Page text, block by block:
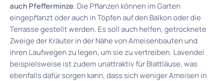
auch Pfefferminze. Die Pflanzen können im Garten
eingepflanzt oder auch in Töpfen auf den Balkon oder die
Terrasse gestellt werden. Es soll auch helfen, getrocknete
Zweige der Kräuter in der Nähe von Ameisenbauten und
ihren Laufwegen zu legen, um sie zu vertreiben. Lavendel
beispielsweise ist zudem unattraktiv für Blattläuse, was
ebenfalls dafür sorgen kann, dass sich weniger Ameisen in